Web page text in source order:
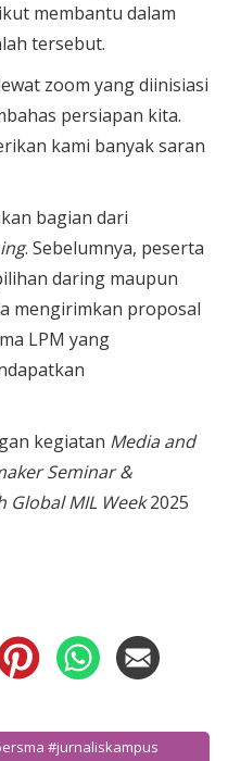
membantu dalam
tersebut.
zoom yang diinisiasi
persiapan kita.
kami banyak saran
bagian dari
. Sebelumnya, peserta
daring maupun
mengirimkan proposal
LPM yang
kegiatan Media and
Seminar &
MIL Week2025
#jurnaliskampus